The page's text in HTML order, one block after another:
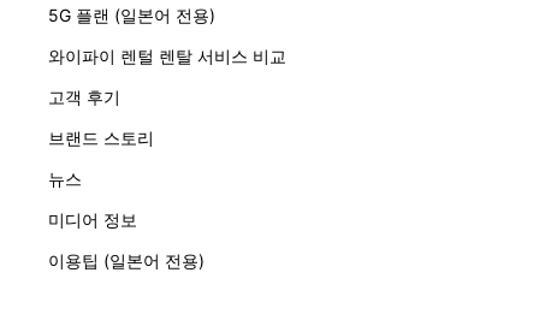
5G 플랜 (일본어 전용)
와이파이 렌털 렌탈 서비스 비교
고객 후기
브랜드 스토리
뉴스
미디어 정보
이용팁 (일본어 전용)